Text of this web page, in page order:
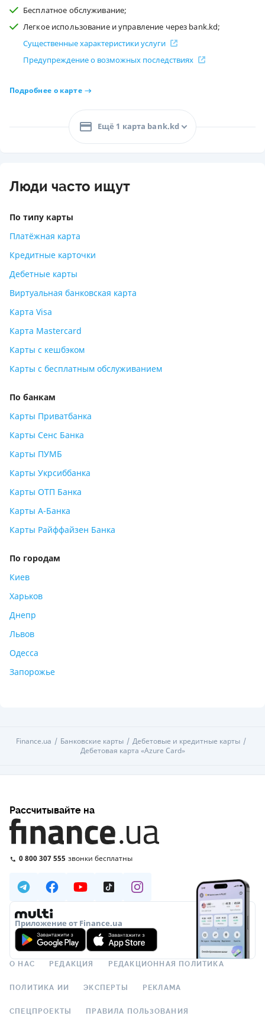
Бесплатное обслуживание;
Легкое использование и управление через bank.kd;
Существенные характеристики услуги
Предупреждение о возможных последствиях
Подробнее о карте
Ещё 1 карта bank.kd
Люди часто ищут
По типу карты
Платёжная карта
Кредитные карточки
Дебетные карты
Виртуальная банковская карта
Карта Visa
Карта Mastercard
Карты с кешбэком
Карты с бесплатным обслуживанием
По банкам
Карты Приватбанка
Карты Сенс Банка
Карты ПУМБ
Карты Укрсиббанка
Карты ОТП Банка
Карты А-Банка
Карты Райффайзен Банка
По городам
Киев
Харьков
Днепр
Львов
Одесса
Запорожье
Finance.ua Банковские карты
Дебетовые и кредитные карты
Дебетовая карта «Azure Card»
Рассчитывайте на
0 800 307 555 звонки бесплатны
Приложение от Finance.ua
О НАС РЕДАКЦИЯ РЕДАКЦИОННАЯ ПОЛИТИКА
ПОЛИТИКА ИИ ЭКСПЕРТЫ РЕКЛАМА
СПЕЦПРОЕКТЫ ПРАВИЛА ПОЛЬЗОВАНИЯ